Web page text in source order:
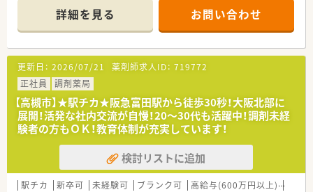
■研修制度は様々なプランがあり、集合研修だけでなく任意で受
講可能な研修も幅広く用意されています
■店舗で活躍する従業員、社外で活躍する従業員、将来経営幹部
となる従業員など、薬剤師として様々な活躍ができるフィールド
を用意されています
■総合薬剤師・調剤薬剤師（土日休み・19時までの勤務）どちらか
の働き方を選択できます
■調剤併設型だけでなく「医療モール・クリニック併設店舗」「敷
地内薬局」「訪問調剤特化型店舗」など様々な店舗を運営してい
ます
■在宅医療にも積極的取り組んでおり「訪問調剤特化型店舗」を
50店舗以上、無菌調剤室は業界最多の51店舗設置しています
■「プラチナくるみん認定企業」「健康経営優良法人2023（大規模
法人部門）認定」等を取得し一人ひとりが働きやすい環境が整備
されています
詳細を見る お問い合わせ
更新日： 2026/07/21 薬剤師求人ID： 719772
正社員
調剤薬局
【高槻市】★駅チカ★阪急富田駅から徒歩30秒！大阪北部に
展開！活発な社内交流が自慢！20～30代も活躍中！調剤未経
験者の方もＯＫ！教育体制が充実しています！
検討リストに追加
駅チカ 新卒可 未経験可 ブランク可 高給与(600万円以上)